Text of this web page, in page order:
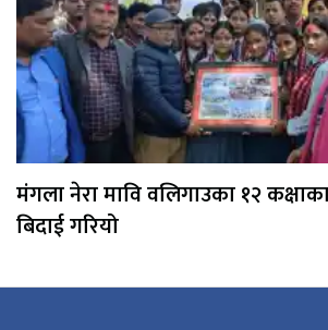
मंगला नेरा मावि वलिगाउका १२ कक्षाका
बिदाई गरियो